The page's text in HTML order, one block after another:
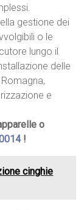
gestione dei
o le
lungo il
delle
e
o
!
cinghie